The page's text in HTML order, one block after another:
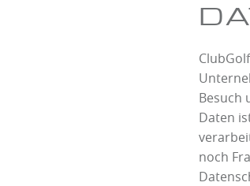
Besuch
Daten
noch